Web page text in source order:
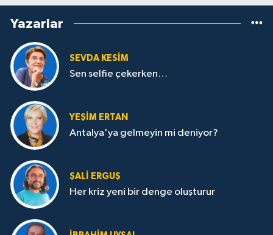
Yazarlar
SEVDA KESİM
Sen selfie çekerken…
YEŞIM ERTAN
Antalya'ya gelmeyin mi deniyor?
ŞALI ERGUŞ
Her kriz yeni bir denge oluşturur